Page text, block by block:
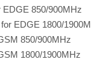
850/900MHz
1800/
850/900MHz
1800/1900MHz